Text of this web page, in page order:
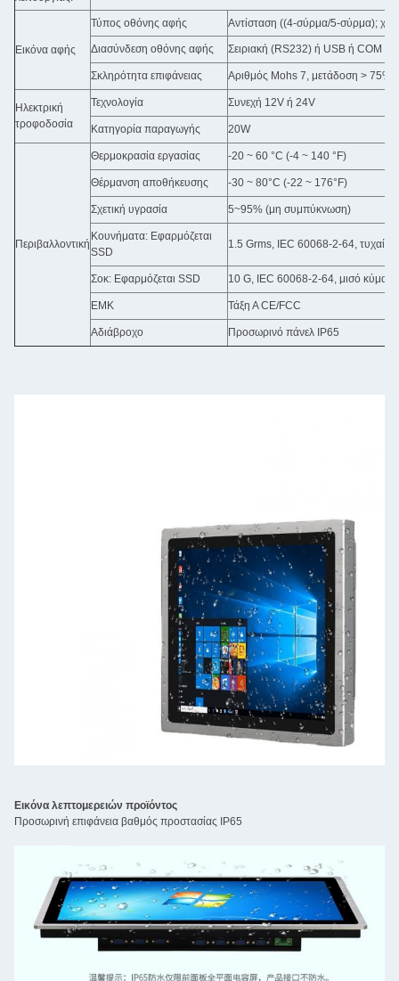
Εικόνα αφής
Τύπος οθόνης αφής Αντίσταση ((4-σύρμα/5-σύρμα);
Διασύνδεση οθόνης αφής Σειριακή (RS232) ή USB ή COM ως
Σκληρότητα επιφάνειας Αριθμός Mohs 7, μετάδοση > 75%
Ηλεκτρική
τροφοδοσία
Τεχνολογία Συνεχή 12V ή 24V
Κατηγορία παραγωγής 20W
Περιβαλλοντική
Θερμοκρασία εργασίας -20 ~ 60 °C (-4 ~ 140 °F)
Θέρμανση αποθήκευσης -30 ~ 80°C (-22 ~ 176°F)
Σχετική υγρασία 5~95% (μη συμπύκνωση)
Κουνήματα: Εφαρμόζεται
SSD
1.5 Grms, IEC 60068-2-64,
Σοκ: Εφαρμόζεται SSD 10 G, IEC 60068-2-64, μισό κύμα,
ΕΜΚ Τάξη Α CE/FCC
Αδιάβροχο Προσωρινό πάνελ IP65
Εικόνα λεπτομερειών προϊόντος
Προσωρινή επιφάνεια βαθμός προστασίας IP65